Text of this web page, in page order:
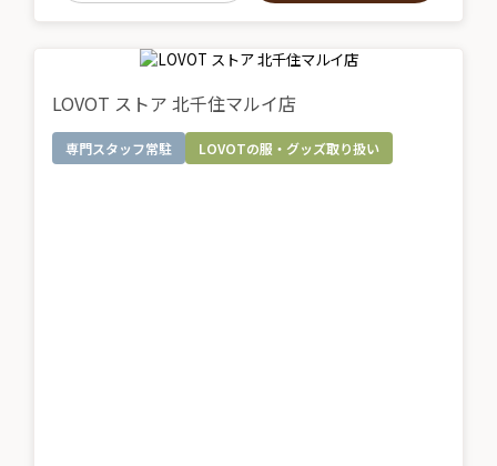
LOVOT ストア 北千住マルイ店
専門スタッフ常駐 LOVOTの服・グッズ取り扱い